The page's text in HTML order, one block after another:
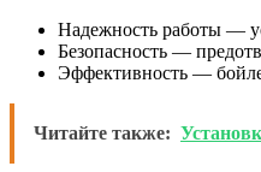
Надежность работы —
Безопасность —
Эффективность —
Читайте также: